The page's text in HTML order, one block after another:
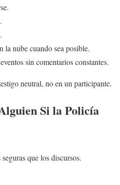
la nube cuando sea posible.
sin comentarios constantes.
neutral, no en un participante.
Si la Policía
que los discursos.